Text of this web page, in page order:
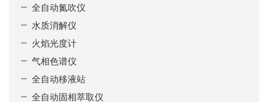
全自动氮吹仪
水质消解仪
火焰光度计
气相色谱仪
全自动移液站
全自动固相萃取仪